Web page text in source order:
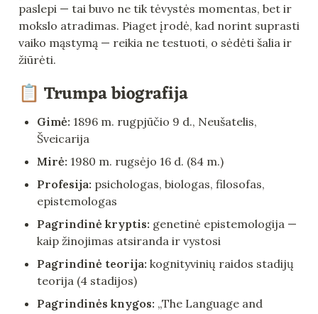
paslepi — tai buvo ne tik tėvystės momentas, bet ir
mokslo atradimas. Piaget įrodė, kad norint suprasti
vaiko mąstymą — reikia ne testuoti, o sėdėti šalia ir
žiūrėti.
📋 Trumpa biografija
Gimė: 1896 m. rugpjūčio 9 d., Neušatelis,
Šveicarija
Mirė: 1980 m. rugsėjo 16 d. (84 m.)
Profesija: psichologas, biologas, filosofas,
epistemologas
Pagrindinė kryptis: genetinė epistemologija —
kaip žinojimas atsiranda ir vystosi
Pagrindinė teorija: kognityvinių raidos stadijų
teorija (4 stadijos)
Pagrindinės knygos: „The Language and